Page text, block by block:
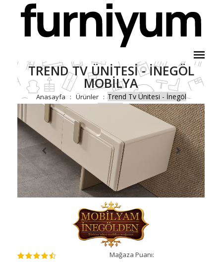
TREND TV ÜNITESI - İNEGÖL
MOBILYA
Anasayfa Ürünler
Trend Tv Ünitesi - İnegöl
Mağaza Puanı: